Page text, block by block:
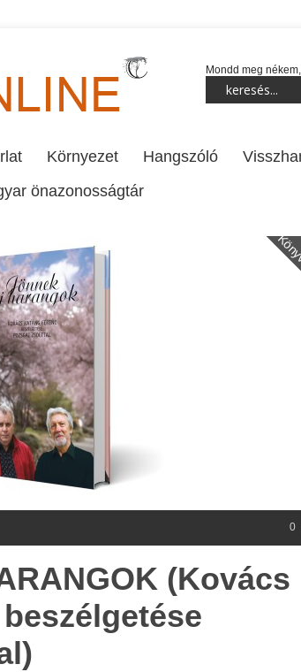
Mondd meg
Környezet Hangszóló
önazonosságtár
0
(Kovács